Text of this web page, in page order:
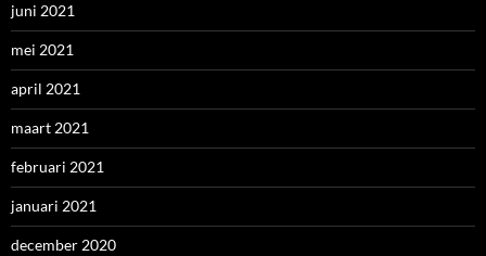
juni 2021
mei 2021
april 2021
maart 2021
februari 2021
januari 2021
december 2020